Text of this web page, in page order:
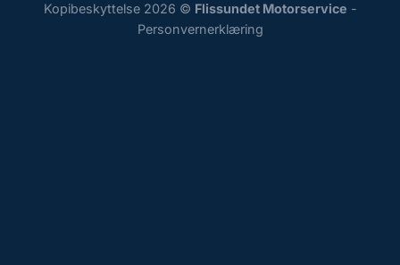
Kopibeskyttelse 2026 © Flissundet Motorservice -
Personvernerklæring